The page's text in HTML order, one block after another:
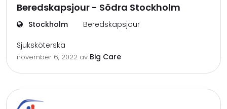
Beredskapsjour - Södra Stockholm
Stockholm Beredskapsjour
Sjuksköterska
november 6, 2022 av Big Care